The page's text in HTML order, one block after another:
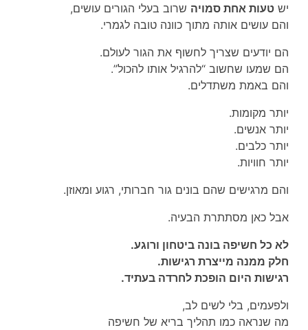
יש טעות אחת סמויה שרוב בעלי הגורים עושים,
והם עושים אותה מתוך כוונה טובה לגמרי.
הם יודעים שצריך לחשוף את הגור לעולם.
הם שמעו שחשוב “להרגיל אותו להכול”.
והם באמת משתדלים.
יותר מקומות.
יותר אנשים.
יותר כלבים.
יותר חוויות.
והם מרגישים שהם בונים גור חברותי, רגוע ומאוזן.
אבל כאן מסתתרת הבעיה.
לא כל חשיפה בונה ביטחון ורוגע.
חלק ממנה מייצרת רגישות.
רגישות היום הופכת לחרדה בעתיד.
ולפעמים, בלי לשים לב,
מה שנראה כמו תהליך בריא של חשיפה